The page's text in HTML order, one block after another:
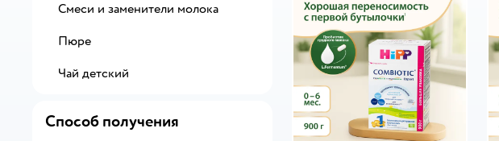
Смеси и заменители молока
Пюре
Чай детский
Способ получения